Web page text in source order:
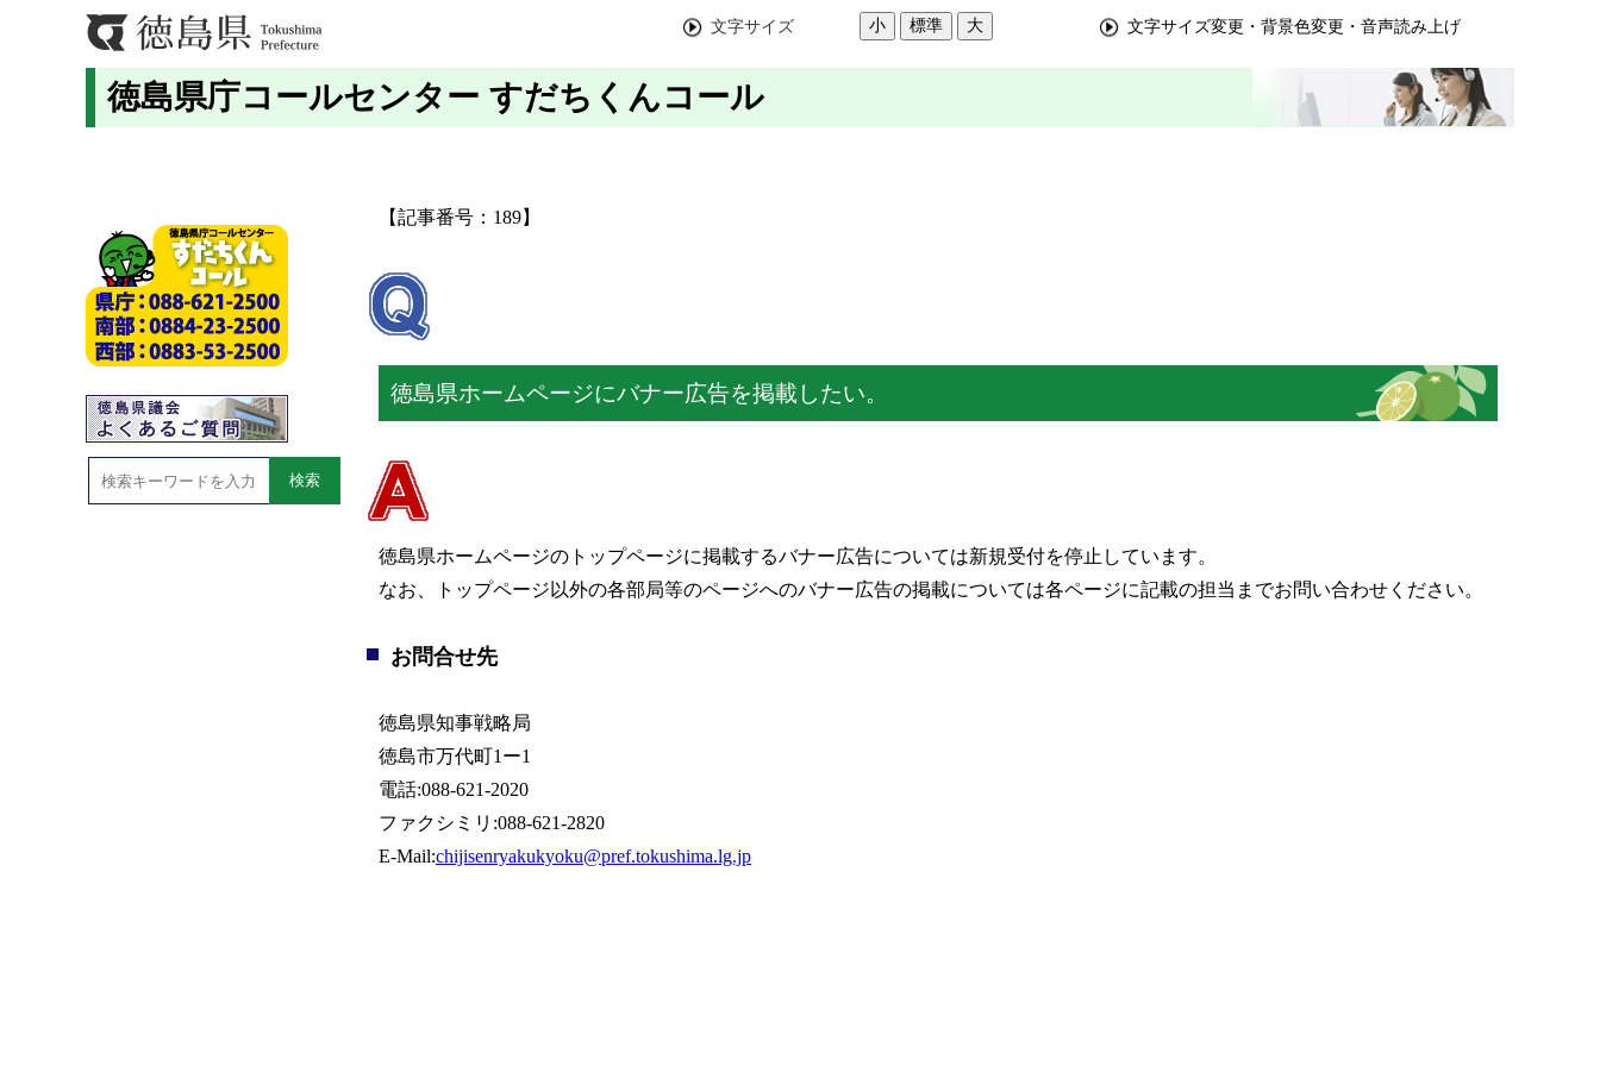
文字サイズ 小 標準 大 文字サイズ変更・背景色変更・音声読み上げ
徳島県庁コールセンター すだちくんコール
検索
【記事番号：189】
徳島県ホームページにバナー広告を掲載したい。
徳島県ホームページのトップページに掲載するバナー広告については新規受付を停止しています。
なお、トップページ以外の各部局等のページへのバナー広告の掲載については各ページに記載の担当までお問い合わせください。
お問合せ先
徳島県知事戦略局
徳島市万代町1ー1
電話:088-621-2020
ファクシミリ:088-621-2820
E-Mail:chijisenryakukyoku@pref.tokushima.lg.jp